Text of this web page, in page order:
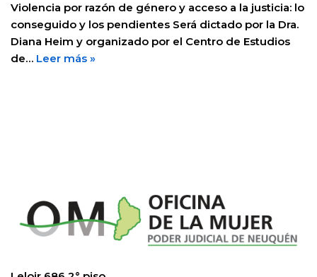
Violencia por razón de género y acceso a la justicia: lo
conseguido y los pendientes Será dictado por la Dra.
Diana Heim y organizado por el Centro de Estudios
de… Leer más »